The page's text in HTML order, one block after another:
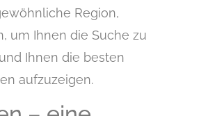
Region,
um Ihnen die Suche zu
Ihnen die besten
aufzuzeigen.